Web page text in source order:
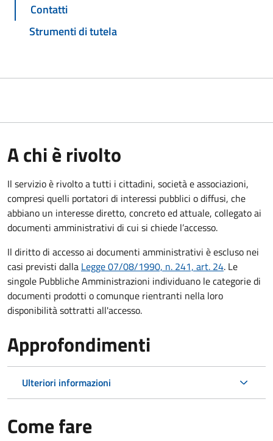
Contatti
Strumenti di tutela
A chi è rivolto
Il servizio è rivolto a tutti i cittadini, società e associazioni,
compresi quelli portatori di interessi pubblici o diffusi, che
abbiano un interesse diretto, concreto ed attuale, collegato ai
documenti amministrativi di cui si chiede l’accesso.
Il diritto di accesso ai documenti amministrativi è escluso nei
casi previsti dalla Legge 07/08/1990, n. 241, art. 24. Le
singole Pubbliche Amministrazioni individuano le categorie di
documenti prodotti o comunque rientranti nella loro
disponibilità sottratti all'accesso.
Approfondimenti
Ulteriori informazioni
Come fare